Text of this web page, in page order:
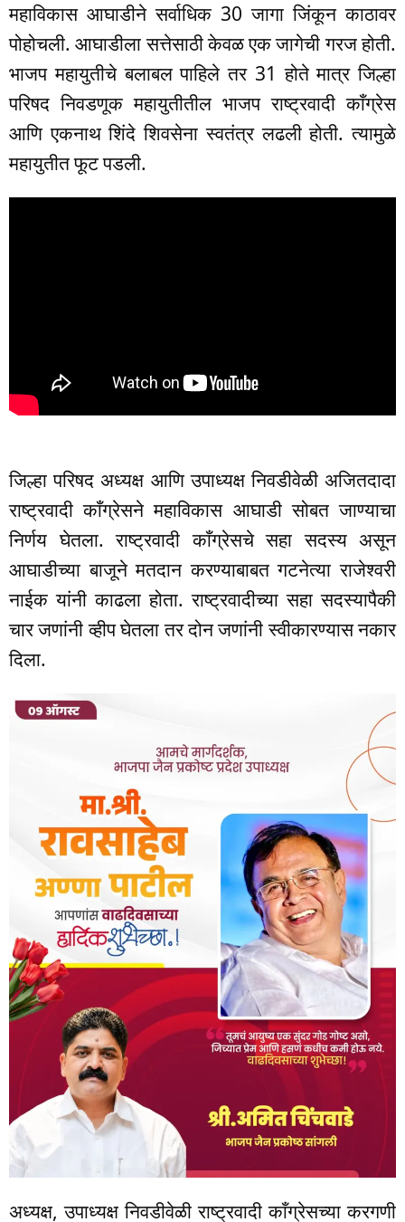
महाविकास आघाडीने सर्वाधिक 30 जागा जिंकून काठावर
पोहोचली. आघाडीला सत्तेसाठी केवळ एक जागेची गरज होती.
भाजप महायुतीचे बलाबल पाहिले तर 31 होते मात्र जिल्हा
परिषद निवडणूक महायुतीतील भाजप राष्ट्रवादी काँग्रेस
आणि एकनाथ शिंदे शिवसेना स्वतंत्र लढली होती. त्यामुळे
महायुतीत फूट पडली.
जिल्हा परिषद अध्यक्ष आणि उपाध्यक्ष निवडीवेळी अजितदादा
राष्ट्रवादी काँग्रेसने महाविकास आघाडी सोबत जाण्याचा
निर्णय घेतला. राष्ट्रवादी काँग्रेसचे सहा सदस्य असून
आघाडीच्या बाजूने मतदान करण्याबाबत गटनेत्या राजेश्वरी
नाईक यांनी काढला होता. राष्ट्रवादीच्या सहा सदस्यापैकी
चार जणांनी व्हीप घेतला तर दोन जणांनी स्वीकारण्यास नकार
दिला.
अध्यक्ष, उपाध्यक्ष निवडीवेळी राष्ट्रवादी काँग्रेसच्या करगणी